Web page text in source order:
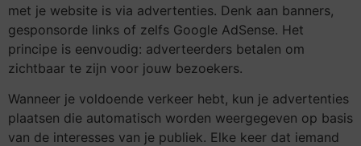
met je website is via advertenties. Denk aan banners,
gesponsorde links of zelfs Google AdSense. Het
principe is eenvoudig: adverteerders betalen om
zichtbaar te zijn voor jouw bezoekers.
Wanneer je voldoende verkeer hebt, kun je advertenties
plaatsen die automatisch worden weergegeven op basis
van de interesses van je publiek. Elke keer dat iemand